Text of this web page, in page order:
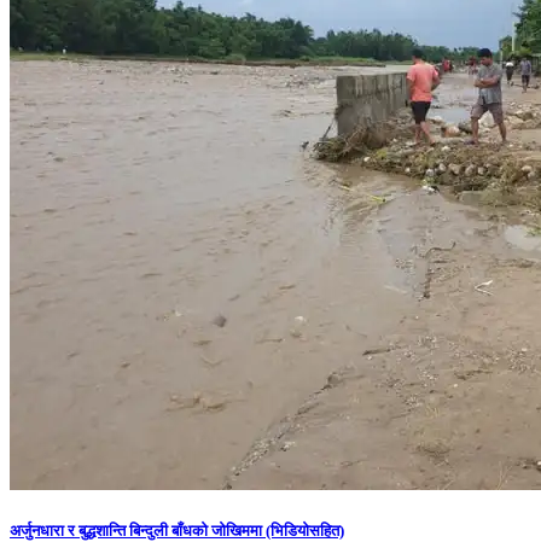
अर्जुनधारा र बुद्धशान्ति बिन्दुली बाँधको जोखिममा (भिडियाेसहित)